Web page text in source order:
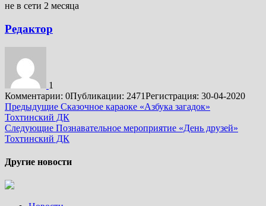
не в сети 2 месяца
Редактор
1
Комментарии: 0Публикации: 2471Регистрация: 30-04-2020
Подробнее
Предыдущие Сказочное караоке «Азбука загадок»
Тохтинский ДК
Следующие Познавательное мероприятие «День друзей»
Тохтинский ДК
Другие новости